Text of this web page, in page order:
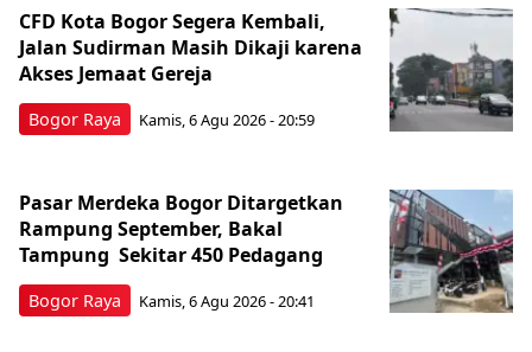
Bogor Raya
CFD Kota Bogor Segera Kembali,
Jalan Sudirman Masih Dikaji karena
Akses Jemaat Gereja
Kamis, 6 Agu 2026 - 20:59
Bogor Raya
Pasar Merdeka Bogor Ditargetkan
Rampung September, Bakal
Tampung Sekitar 450 Pedagang
Kamis, 6 Agu 2026 - 20:41